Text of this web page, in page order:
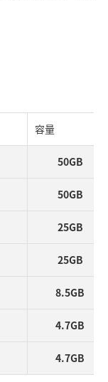
容量
50GB
50GB
25GB
25GB
8.5GB
4.7GB
4.7GB